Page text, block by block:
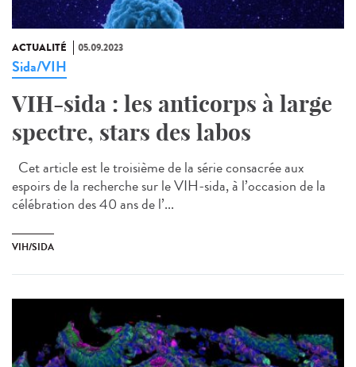
ACTUALITÉ 05.09.2023
Sida/VIH
VIH-sida : les anticorps à large
spectre, stars des labos
Cet article est le troisième de la série consacrée aux
espoirs de la recherche sur le VIH-sida, à l’occasion de la
célébration des 40 ans de l’...
VIH/SIDA